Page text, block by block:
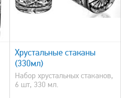
Хрустальные стаканы
(330мл)
Набор хрустальных стаканов,
6 шт, 330 мл.